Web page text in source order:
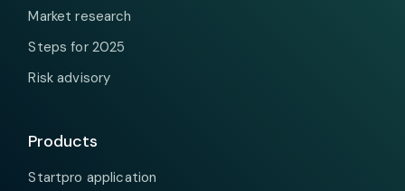
Market research
Steps for 2025
Risk advisory
Products
Startpro application